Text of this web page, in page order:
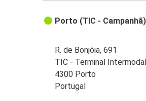
Porto (TIC - Campanhã)
R. de Bonjóia, 691
TIC - Terminal
4300 Porto
Portugal